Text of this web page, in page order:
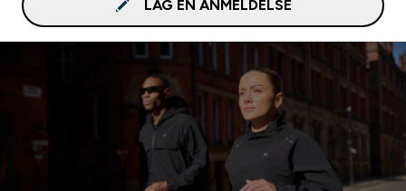
LAG EN ANMELDELSE